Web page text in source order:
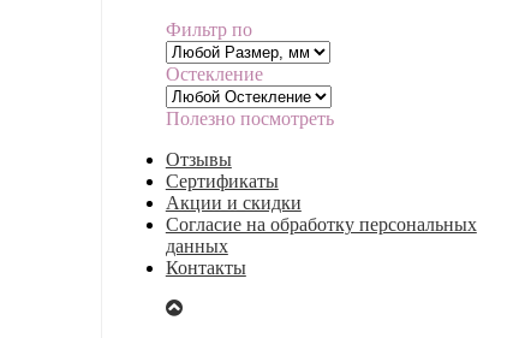
Фильтр по
Остекление
Полезно посмотреть
Отзывы
Сертификаты
Акции и скидки
Согласие на обработку персональных
данных
Контакты